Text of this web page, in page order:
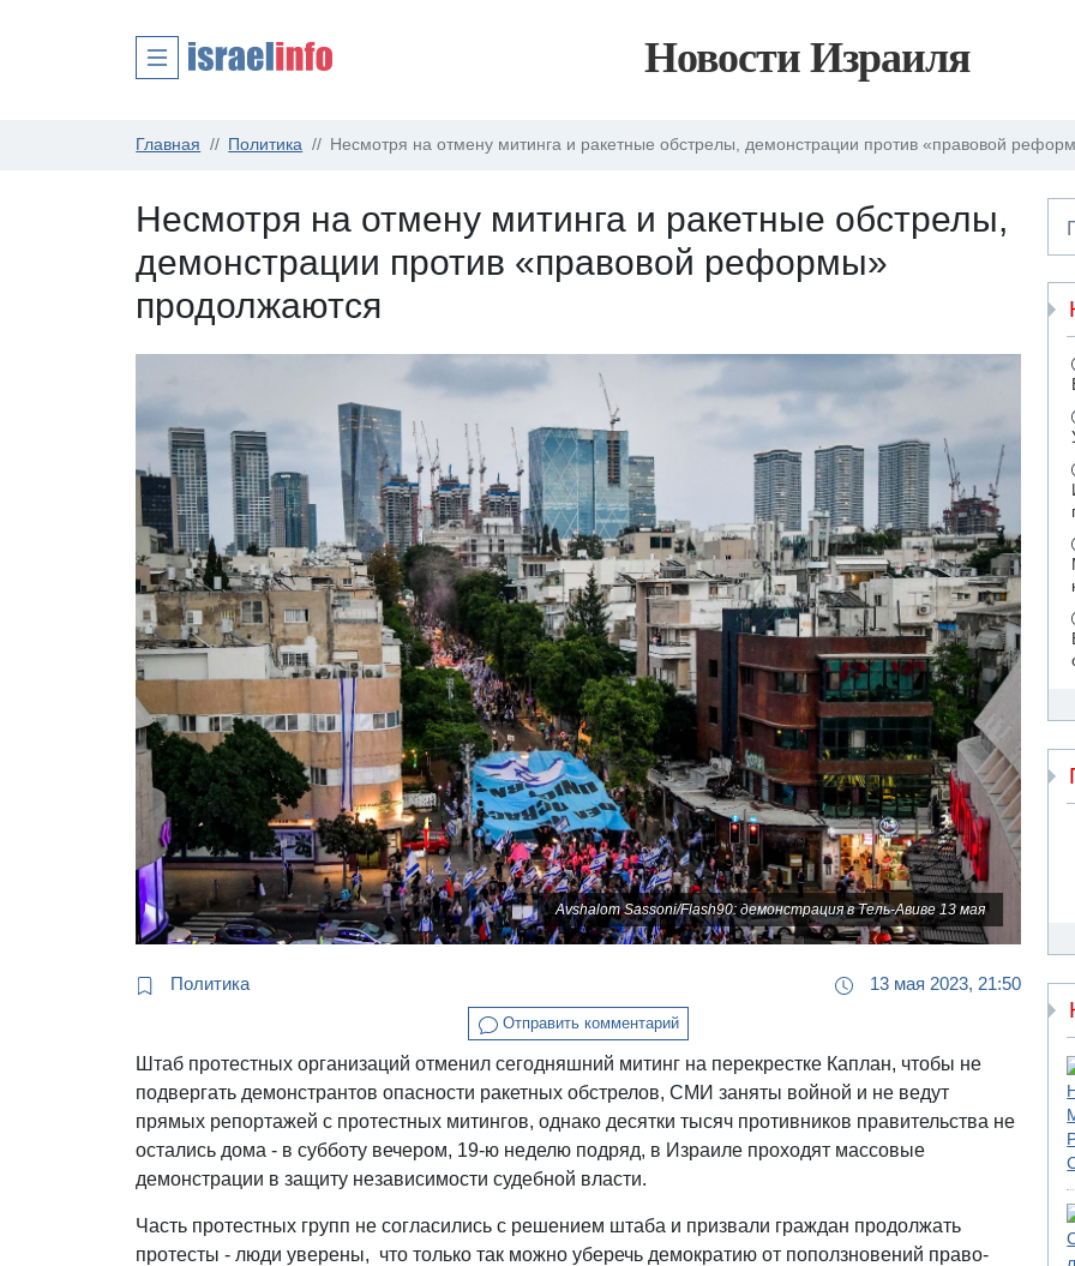
Новости Израиля
Главная Политика Несмотря на отмену митинга и ракетные обстрелы, демонстрации против «правовой
Несмотря на отмену митинга и ракетные обстрелы,
демонстрации против «правовой реформы»
продолжаются
Avshalom Sassoni/Flash90: демонстрация в Тель-Авиве 13 мая
Политика 13 мая 2023, 21:50
Отправить комментарий
Штаб протестных организаций отменил сегодняшний митинг на перекрестке Каплан, чтобы не
подвергать демонстрантов опасности ракетных обстрелов, СМИ заняты войной и не ведут
прямых репортажей с протестных митингов, однако десятки тысяч противников правительства не
остались дома - в субботу вечером, 19-ю неделю подряд, в Израиле проходят массовые
демонстрации в защиту независимости судебной власти.
Часть протестных групп не согласились с решением штаба и призвали граждан продолжать
протесты - люди уверены, что только так можно уберечь демократию от поползновений право-